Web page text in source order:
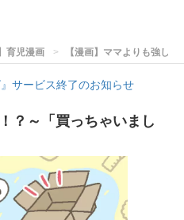
育児漫画 【漫画】ママよりも強し
サービス終了のお知らせ
？～「買っちゃいまし